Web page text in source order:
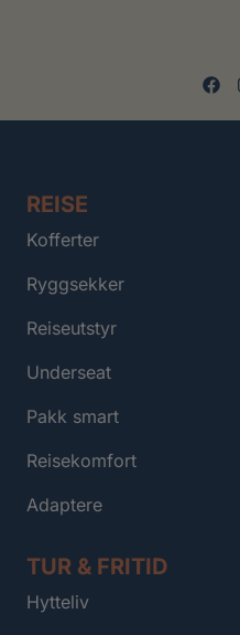
REISE
Kofferter
Ryggsekker
Reiseutstyr
Underseat
Pakk smart
Reisekomfort
Adaptere
TUR & FRITID
Hytteliv